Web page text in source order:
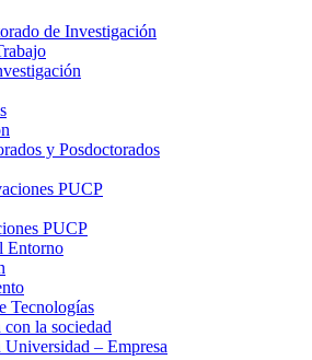
de Investigación
y Posdoctorados
PUCP
PUCP
Entorno
Tecnologías
la sociedad
– Empresa